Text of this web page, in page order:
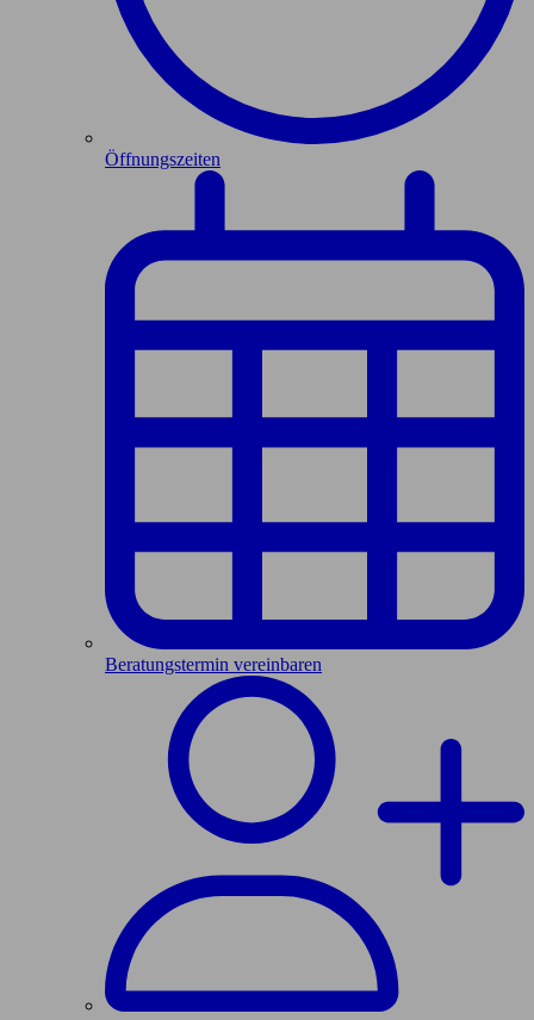
Öffnungszeiten
Beratungstermin vereinbaren